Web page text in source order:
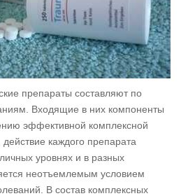
препараты составляют по
Входящие в них компоненты
эффективной комплексной
каждого препарата
уровнях и в разных
неотъемлемым условием
В состав комплексных